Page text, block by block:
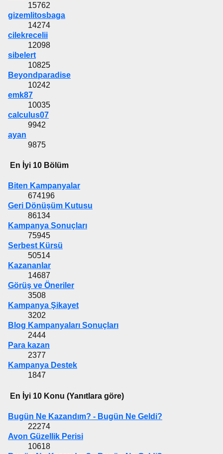
15762
gizemlitosbaga
14274
cilekrecelii
12098
sibelert
10825
Beyondparadise
10242
emk87
10035
calculus07
9942
ayan
9875
En İyi 10 Bölüm
Biten Kampanyalar
674196
Geri Dönüşüm Kutusu
86134
Kampanya Sonuçları
75945
Serbest Kürsü
50514
Kazananlar
14687
Görüş ve Öneriler
3508
Kampanya Şikayet
3202
Blog Kampanyaları Sonuçları
2444
Para kazan
2377
Kampanya Destek
1847
En İyi 10 Konu (Yanıtlara göre)
Bugün Ne Kazandım? - Bugün Ne Geldi?
22274
Avon Güzellik Perisi
10618